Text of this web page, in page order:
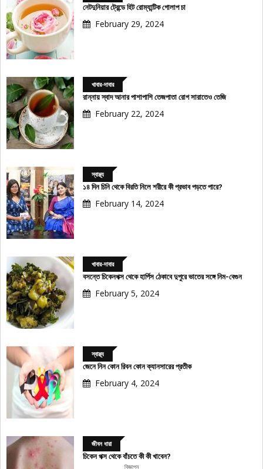
নেটদুনিয়ার ট্রেন্ডে হিট রোম্যান্টিক গোলাপ চা
February 29, 2024
খাবার-দাবার
রান্নায় স্বাদ আনার পাশাপাশি তেজপাতা রোগ সারাতেও তেজি
February 22, 2024
স্বাস্থ্য
১৪ দিন চিনি থেকে বিরতি নিলে শরীরে কী প্রভাব পড়তে পারে?
February 14, 2024
খাবার-দাবার
বসন্তে চিকেনপক্স থেকে হার্পিস ঠেকাবে দুপুরে ভাতের সঙ্গে নিম-বেগুন
February 5, 2024
স্বাস্থ্য
জেনে নিন কোন রিবন কোন ক্যানসারের প্রতীক
February 4, 2024
জীবন ধারা
চিকেন পক্স থেকে বাঁচতে কী কী খাবেন?
বিজ্ঞাপন